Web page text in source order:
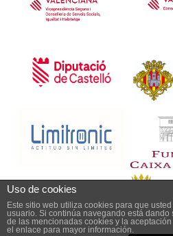
Uso de cookies
Este sitio web utiliza cookies para que
usuario. Si continúa navegando está
de las mencionadas cookies y la
el enlace para mayor información.